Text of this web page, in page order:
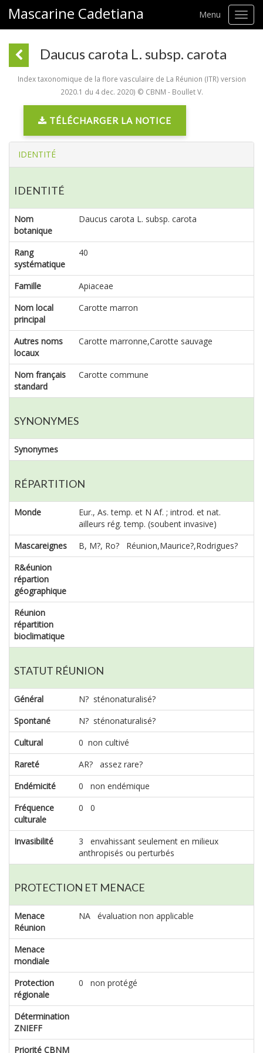
Mascarine Cadetiana Menu
Daucus carota L. subsp. carota
Index taxonomique de la flore vasculaire de La Réunion (ITR) version
2020.1 du 4 dec. 2020) © CBNM - Boullet V.
TÉLÉCHARGER LA NOTICE
IDENTITÉ
IDENTITÉ
Nom
botanique
Daucus carota L. subsp. carota
Rang
systématique
40
Famille
Apiaceae
Nom local
principal
Carotte marron
Autres noms
locaux
Carotte marronne,Carotte sauvage
Nom français
standard
Carotte commune
SYNONYMES
Synonymes
RÉPARTITION
Monde
Eur., As. temp. et N Af. ; introd. et nat.
ailleurs rég. temp. (soubent invasive)
Mascareignes
B, M?, Ro? Réunion,Maurice?,Rodrigues?
R&éunion
répartion
géographique
Réunion
répartition
bioclimatique
STATUT RÉUNION
Général
N? sténonaturalisé?
Spontané
N? sténonaturalisé?
Cultural
0 non cultivé
Rareté
AR? assez rare?
Endémicité
0 non endémique
Fréquence
culturale
0 0
Invasibilité
3 envahissant seulement en milieux
anthropisés ou perturbés
PROTECTION ET MENACE
Menace
Réunion
NA évaluation non applicable
Menace
mondiale
Protection
régionale
0 non protégé
Détermination
ZNIEFF
Priorité CBNM